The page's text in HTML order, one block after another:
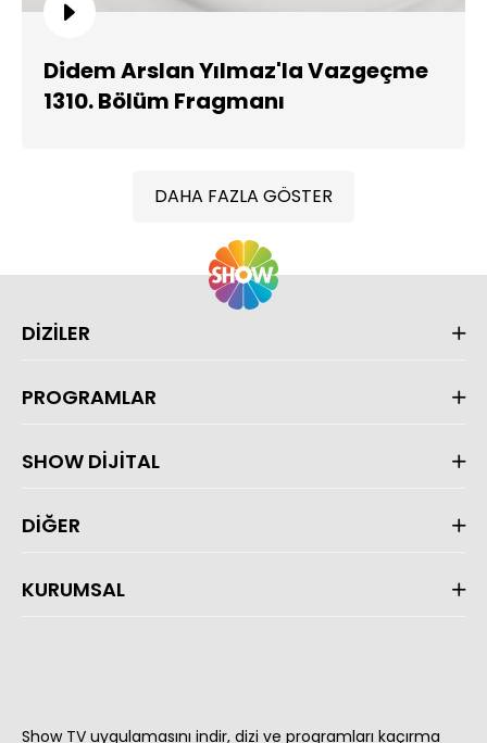
Didem Arslan Yılmaz'la Vazgeçme
1310. Bölüm Fragmanı
DAHA FAZLA GÖSTER
DİZİLER
PROGRAMLAR
SHOW DİJİTAL
DİĞER
KURUMSAL
Show TV uygulamasını indir, dizi ve programları kaçırma